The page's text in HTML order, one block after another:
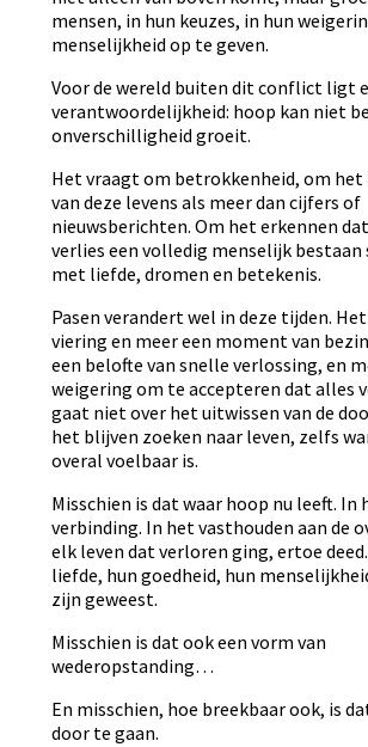
mensen, in hun keuzes, in hun
menselijkheid op te geven.
Voor de wereld buiten dit conflict ligt
verantwoordelijkheid: hoop kan niet
onverschilligheid groeit.
Het vraagt om betrokkenheid, om het
van deze levens als meer dan cijfers of
nieuwsberichten. Om het erkennen
verlies een volledig menselijk bestaan
met liefde, dromen en betekenis.
Pasen verandert wel in deze tijden.
viering en meer een moment van
een belofte van snelle verlossing, en
weigering om te accepteren dat alles
gaat niet over het uitwissen van de
het blijven zoeken naar leven, zelfs
overal voelbaar is.
Misschien is dat waar hoop nu leeft. In
verbinding. In het vasthouden aan de
elk leven dat verloren ging, ertoe
liefde, hun goedheid, hun
zijn geweest.
Misschien is dat ook een vorm van
wederopstanding…
En misschien, hoe breekbaar ook, is
door te gaan.